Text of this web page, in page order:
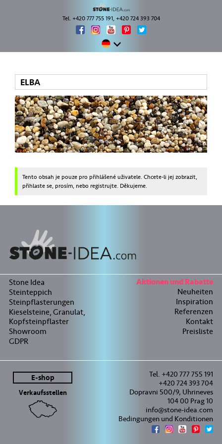
Tel. +420 777 755 191, +420 724 393 704
ELBA
Tento obsah je pouze pro přihlášené uživatele. Chcete-li jej zobrazit,
přihlaste se, prosím, nebo registrujte. Děkujeme.
Stone Idea
Steinteppich
Steinpflasterungen
Kieselsteine, Granulat,
Kopfsteinpflaster
Showroom
GDPR
Aktionen und Rabatte
Neuheiten
Inspiration
Referenzen
Kontakt
Preisliste
E-shop
Verkaufsstellen
Tel. +420 777 755 191
+420 724 393 704
Dopravni 500/9, Uhrineves
104 00 Prag 10
info@stone-idea.com
Bedingungen und Konditionen